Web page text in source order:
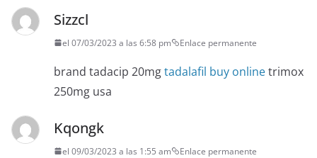
Sizzcl
el 07/03/2023 a las 6:58 pm Enlace permanente
brand tadacip 20mgtadalafil buy onlinetrimox
250mg usa
Kqongk
el 09/03/2023 a las 1:55 am Enlace permanente